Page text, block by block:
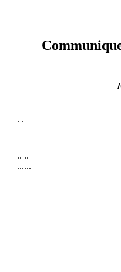
. .
.. ..
......